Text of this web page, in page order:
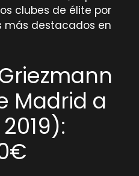
clubes de élite por
más destacados en
Madrid a